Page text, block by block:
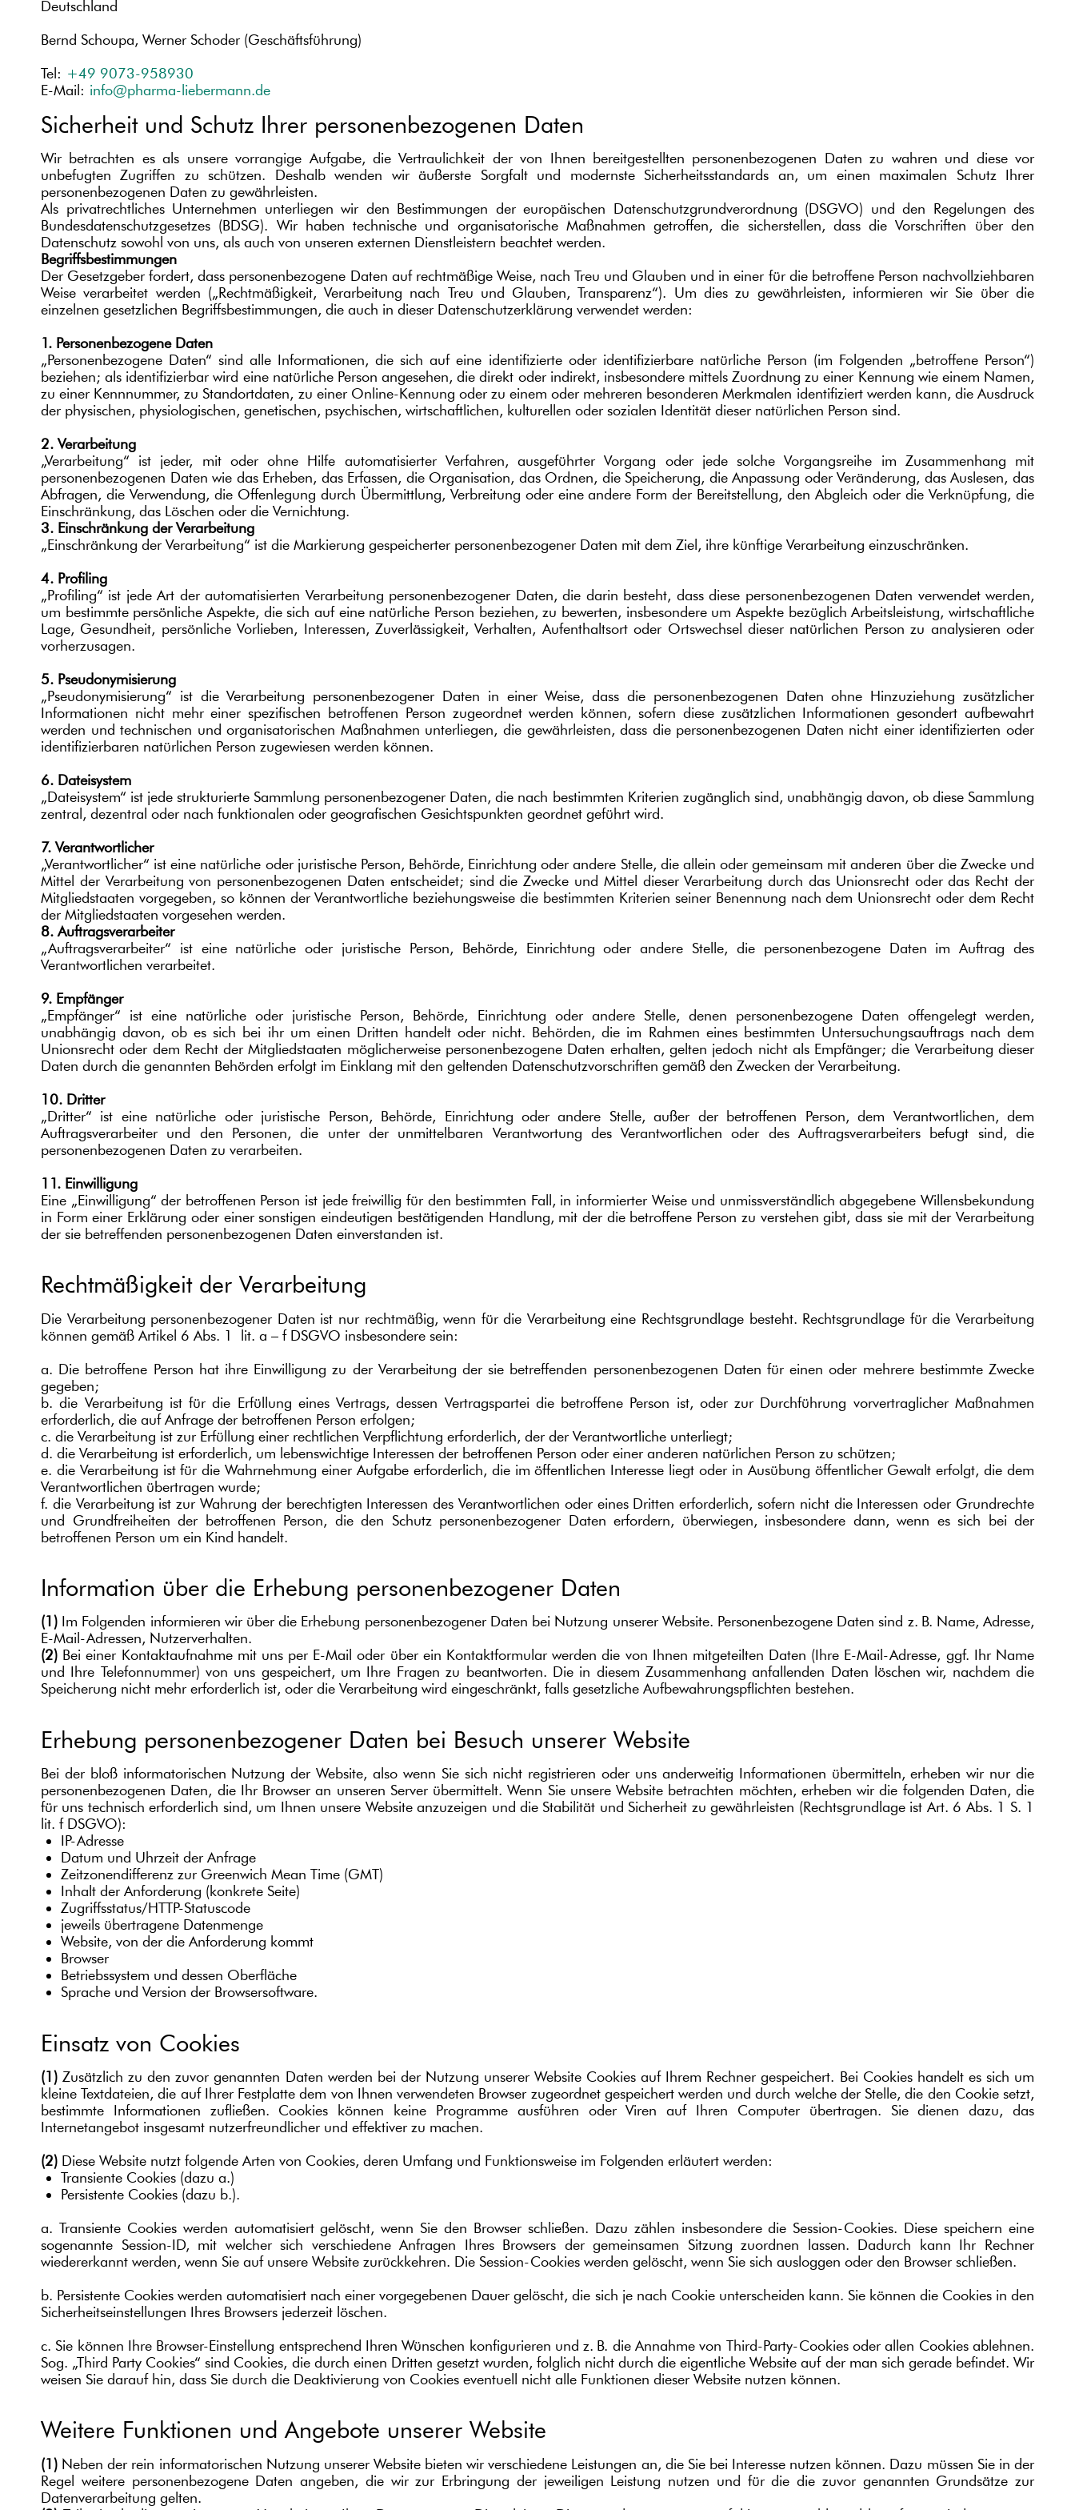
Kopf, Schwindel, Migräne
Magen - Darm, Leber - Galle
Frauenbeschwerden
Niere - Blase - Prostata
Haut
Produkte von A bis Z
Deutschland
Bernd Schoupa, Werner Schoder (Geschäftsführung)
Tel: +49 9073-958930
E-Mail: info@pharma-liebermann.de
Sicherheit und Schutz Ihrer personenbezogenen Daten
Wir betrachten es als unsere vorrangige Aufgabe, die Vertraulichkeit der von Ihnen bereitgestellten personenbezogenen Daten zu wahren und diese vor
unbefugten Zugriffen zu schützen. Deshalb wenden wir äußerste Sorgfalt und modernste Sicherheitsstandards an, um einen maximalen Schutz Ihrer
personenbezogenen Daten zu gewährleisten.
Als privatrechtliches Unternehmen unterliegen wir den Bestimmungen der europäischen Datenschutzgrundverordnung (DSGVO) und den Regelungen des
Bundesdatenschutzgesetzes (BDSG). Wir haben technische und organisatorische Maßnahmen getroffen, die sicherstellen, dass die Vorschriften über den
Datenschutz sowohl von uns, als auch von unseren externen Dienstleistern beachtet werden.
Begriffsbestimmungen
Der Gesetzgeber fordert, dass personenbezogene Daten auf rechtmäßige Weise, nach Treu und Glauben und in einer für die betroffene Person nachvollziehbaren
Weise verarbeitet werden („Rechtmäßigkeit, Verarbeitung nach Treu und Glauben, Transparenz“). Um dies zu gewährleisten, informieren wir Sie über die
einzelnen gesetzlichen Begriffsbestimmungen, die auch in dieser Datenschutzerklärung verwendet werden:
1. Personenbezogene Daten
„Personenbezogene Daten“ sind alle Informationen, die sich auf eine identifizierte oder identifizierbare natürliche Person (im Folgenden „betroffene Person“)
beziehen; als identifizierbar wird eine natürliche Person angesehen, die direkt oder indirekt, insbesondere mittels Zuordnung zu einer Kennung wie einem Namen,
zu einer Kennnummer, zu Standortdaten, zu einer Online-Kennung oder zu einem oder mehreren besonderen Merkmalen identifiziert werden kann, die Ausdruck
der physischen, physiologischen, genetischen, psychischen, wirtschaftlichen, kulturellen oder sozialen Identität dieser natürlichen Person sind.
2. Verarbeitung
„Verarbeitung“ ist jeder, mit oder ohne Hilfe automatisierter Verfahren, ausgeführter Vorgang oder jede solche Vorgangsreihe im Zusammenhang mit
personenbezogenen Daten wie das Erheben, das Erfassen, die Organisation, das Ordnen, die Speicherung, die Anpassung oder Veränderung, das Auslesen, das
Abfragen, die Verwendung, die Offenlegung durch Übermittlung, Verbreitung oder eine andere Form der Bereitstellung, den Abgleich oder die Verknüpfung, die
Einschränkung, das Löschen oder die Vernichtung.
3. Einschränkung der Verarbeitung
„Einschränkung der Verarbeitung“ ist die Markierung gespeicherter personenbezogener Daten mit dem Ziel, ihre künftige Verarbeitung einzuschränken.
4. Profiling
„Profiling“ ist jede Art der automatisierten Verarbeitung personenbezogener Daten, die darin besteht, dass diese personenbezogenen Daten verwendet werden,
um bestimmte persönliche Aspekte, die sich auf eine natürliche Person beziehen, zu bewerten, insbesondere um Aspekte bezüglich Arbeitsleistung, wirtschaftliche
Lage, Gesundheit, persönliche Vorlieben, Interessen, Zuverlässigkeit, Verhalten, Aufenthaltsort oder Ortswechsel dieser natürlichen Person zu analysieren oder
vorherzusagen.
5. Pseudonymisierung
„Pseudonymisierung“ ist die Verarbeitung personenbezogener Daten in einer Weise, dass die personenbezogenen Daten ohne Hinzuziehung zusätzlicher
Informationen nicht mehr einer spezifischen betroffenen Person zugeordnet werden können, sofern diese zusätzlichen Informationen gesondert aufbewahrt
werden und technischen und organisatorischen Maßnahmen unterliegen, die gewährleisten, dass die personenbezogenen Daten nicht einer identifizierten oder
identifizierbaren natürlichen Person zugewiesen werden können.
6. Dateisystem
„Dateisystem“ ist jede strukturierte Sammlung personenbezogener Daten, die nach bestimmten Kriterien zugänglich sind, unabhängig davon, ob diese Sammlung
zentral, dezentral oder nach funktionalen oder geografischen Gesichtspunkten geordnet geführt wird.
7. Verantwortlicher
„Verantwortlicher“ ist eine natürliche oder juristische Person, Behörde, Einrichtung oder andere Stelle, die allein oder gemeinsam mit anderen über die Zwecke und
Mittel der Verarbeitung von personenbezogenen Daten entscheidet; sind die Zwecke und Mittel dieser Verarbeitung durch das Unionsrecht oder das Recht der
Mitgliedstaaten vorgegeben, so können der Verantwortliche beziehungsweise die bestimmten Kriterien seiner Benennung nach dem Unionsrecht oder dem Recht
der Mitgliedstaaten vorgesehen werden.
8. Auftragsverarbeiter
„Auftragsverarbeiter“ ist eine natürliche oder juristische Person, Behörde, Einrichtung oder andere Stelle, die personenbezogene Daten im Auftrag des
Verantwortlichen verarbeitet.
9. Empfänger
„Empfänger“ ist eine natürliche oder juristische Person, Behörde, Einrichtung oder andere Stelle, denen personenbezogene Daten offengelegt werden,
unabhängig davon, ob es sich bei ihr um einen Dritten handelt oder nicht. Behörden, die im Rahmen eines bestimmten Untersuchungsauftrags nach dem
Unionsrecht oder dem Recht der Mitgliedstaaten möglicherweise personenbezogene Daten erhalten, gelten jedoch nicht als Empfänger; die Verarbeitung dieser
Daten durch die genannten Behörden erfolgt im Einklang mit den geltenden Datenschutzvorschriften gemäß den Zwecken der Verarbeitung.
10. Dritter
„Dritter“ ist eine natürliche oder juristische Person, Behörde, Einrichtung oder andere Stelle, außer der betroffenen Person, dem Verantwortlichen, dem
Auftragsverarbeiter und den Personen, die unter der unmittelbaren Verantwortung des Verantwortlichen oder des Auftragsverarbeiters befugt sind, die
personenbezogenen Daten zu verarbeiten.
11. Einwilligung
Eine „Einwilligung“ der betroffenen Person ist jede freiwillig für den bestimmten Fall, in informierter Weise und unmissverständlich abgegebene Willensbekundung
in Form einer Erklärung oder einer sonstigen eindeutigen bestätigenden Handlung, mit der die betroffene Person zu verstehen gibt, dass sie mit der Verarbeitung
der sie betreffenden personenbezogenen Daten einverstanden ist.
Rechtmäßigkeit der Verarbeitung
Die Verarbeitung personenbezogener Daten ist nur rechtmäßig, wenn für die Verarbeitung eine Rechtsgrundlage besteht. Rechtsgrundlage für die Verarbeitung
können gemäß Artikel 6 Abs. 1 lit. a – f DSGVO insbesondere sein:
a. Die betroffene Person hat ihre Einwilligung zu der Verarbeitung der sie betreffenden personenbezogenen Daten für einen oder mehrere bestimmte Zwecke
gegeben;
b. die Verarbeitung ist für die Erfüllung eines Vertrags, dessen Vertragspartei die betroffene Person ist, oder zur Durchführung vorvertraglicher Maßnahmen
erforderlich, die auf Anfrage der betroffenen Person erfolgen;
c. die Verarbeitung ist zur Erfüllung einer rechtlichen Verpflichtung erforderlich, der der Verantwortliche unterliegt;
d. die Verarbeitung ist erforderlich, um lebenswichtige Interessen der betroffenen Person oder einer anderen natürlichen Person zu schützen;
e. die Verarbeitung ist für die Wahrnehmung einer Aufgabe erforderlich, die im öffentlichen Interesse liegt oder in Ausübung öffentlicher Gewalt erfolgt, die dem
Verantwortlichen übertragen wurde;
f. die Verarbeitung ist zur Wahrung der berechtigten Interessen des Verantwortlichen oder eines Dritten erforderlich, sofern nicht die Interessen oder Grundrechte
und Grundfreiheiten der betroffenen Person, die den Schutz personenbezogener Daten erfordern, überwiegen, insbesondere dann, wenn es sich bei der
betroffenen Person um ein Kind handelt.
Information über die Erhebung personenbezogener Daten
(1) Im Folgenden informieren wir über die Erhebung personenbezogener Daten bei Nutzung unserer Website. Personenbezogene Daten sind z. B. Name, Adresse,
E-Mail-Adressen, Nutzerverhalten.
(2) Bei einer Kontaktaufnahme mit uns per E-Mail oder über ein Kontaktformular werden die von Ihnen mitgeteilten Daten (Ihre E-Mail-Adresse, ggf. Ihr Name
und Ihre Telefonnummer) von uns gespeichert, um Ihre Fragen zu beantworten. Die in diesem Zusammenhang anfallenden Daten löschen wir, nachdem die
Speicherung nicht mehr erforderlich ist, oder die Verarbeitung wird eingeschränkt, falls gesetzliche Aufbewahrungspflichten bestehen.
Erhebung personenbezogener Daten bei Besuch unserer Website
Bei der bloß informatorischen Nutzung der Website, also wenn Sie sich nicht registrieren oder uns anderweitig Informationen übermitteln, erheben wir nur die
personenbezogenen Daten, die Ihr Browser an unseren Server übermittelt. Wenn Sie unsere Website betrachten möchten, erheben wir die folgenden Daten, die
für uns technisch erforderlich sind, um Ihnen unsere Website anzuzeigen und die Stabilität und Sicherheit zu gewährleisten (Rechtsgrundlage ist Art. 6 Abs. 1 S. 1
lit. f DSGVO):
IP-Adresse
Datum und Uhrzeit der Anfrage
Zeitzonendifferenz zur Greenwich Mean Time (GMT)
Inhalt der Anforderung (konkrete Seite)
Zugriffsstatus/HTTP-Statuscode
jeweils übertragene Datenmenge
Website, von der die Anforderung kommt
Browser
Betriebssystem und dessen Oberfläche
Sprache und Version der Browsersoftware.
Einsatz von Cookies
(1) Zusätzlich zu den zuvor genannten Daten werden bei der Nutzung unserer Website Cookies auf Ihrem Rechner gespeichert. Bei Cookies handelt es sich um
kleine Textdateien, die auf Ihrer Festplatte dem von Ihnen verwendeten Browser zugeordnet gespeichert werden und durch welche der Stelle, die den Cookie setzt,
bestimmte Informationen zufließen. Cookies können keine Programme ausführen oder Viren auf Ihren Computer übertragen. Sie dienen dazu, das
Internetangebot insgesamt nutzerfreundlicher und effektiver zu machen.
(2) Diese Website nutzt folgende Arten von Cookies, deren Umfang und Funktionsweise im Folgenden erläutert werden:
Transiente Cookies (dazu a.)
Persistente Cookies (dazu b.).
a. Transiente Cookies werden automatisiert gelöscht, wenn Sie den Browser schließen. Dazu zählen insbesondere die Session-Cookies. Diese speichern eine
sogenannte Session-ID, mit welcher sich verschiedene Anfragen Ihres Browsers der gemeinsamen Sitzung zuordnen lassen. Dadurch kann Ihr Rechner
wiedererkannt werden, wenn Sie auf unsere Website zurückkehren. Die Session-Cookies werden gelöscht, wenn Sie sich ausloggen oder den Browser schließen.
b. Persistente Cookies werden automatisiert nach einer vorgegebenen Dauer gelöscht, die sich je nach Cookie unterscheiden kann. Sie können die Cookies in den
Sicherheitseinstellungen Ihres Browsers jederzeit löschen.
c. Sie können Ihre Browser-Einstellung entsprechend Ihren Wünschen konfigurieren und z. B. die Annahme von Third-Party-Cookies oder allen Cookies ablehnen.
Sog. „Third Party Cookies“ sind Cookies, die durch einen Dritten gesetzt wurden, folglich nicht durch die eigentliche Website auf der man sich gerade befindet. Wir
weisen Sie darauf hin, dass Sie durch die Deaktivierung von Cookies eventuell nicht alle Funktionen dieser Website nutzen können.
Weitere Funktionen und Angebote unserer Website
(1) Neben der rein informatorischen Nutzung unserer Website bieten wir verschiedene Leistungen an, die Sie bei Interesse nutzen können. Dazu müssen Sie in der
Regel weitere personenbezogene Daten angeben, die wir zur Erbringung der jeweiligen Leistung nutzen und für die die zuvor genannten Grundsätze zur
Datenverarbeitung gelten.